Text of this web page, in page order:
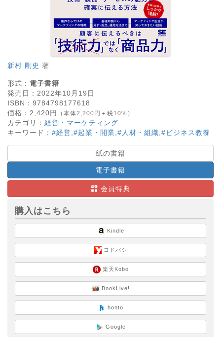
新村 剛史 著
形式： 電子書籍
発売日： 2022年10月19日
ISBN： 9784798177618
価格： 2,420円 （本体2,200円＋税10%）
カテゴリ： 経営・マーケティング
キーワード： #経営 #起業・開業 #人材・組織 #ビジネス教養
紙の書籍
電子書籍
会員特典
購入はこちら
Kindle
ヨドバシ
楽天Kobo
BookLive!
honto
Google